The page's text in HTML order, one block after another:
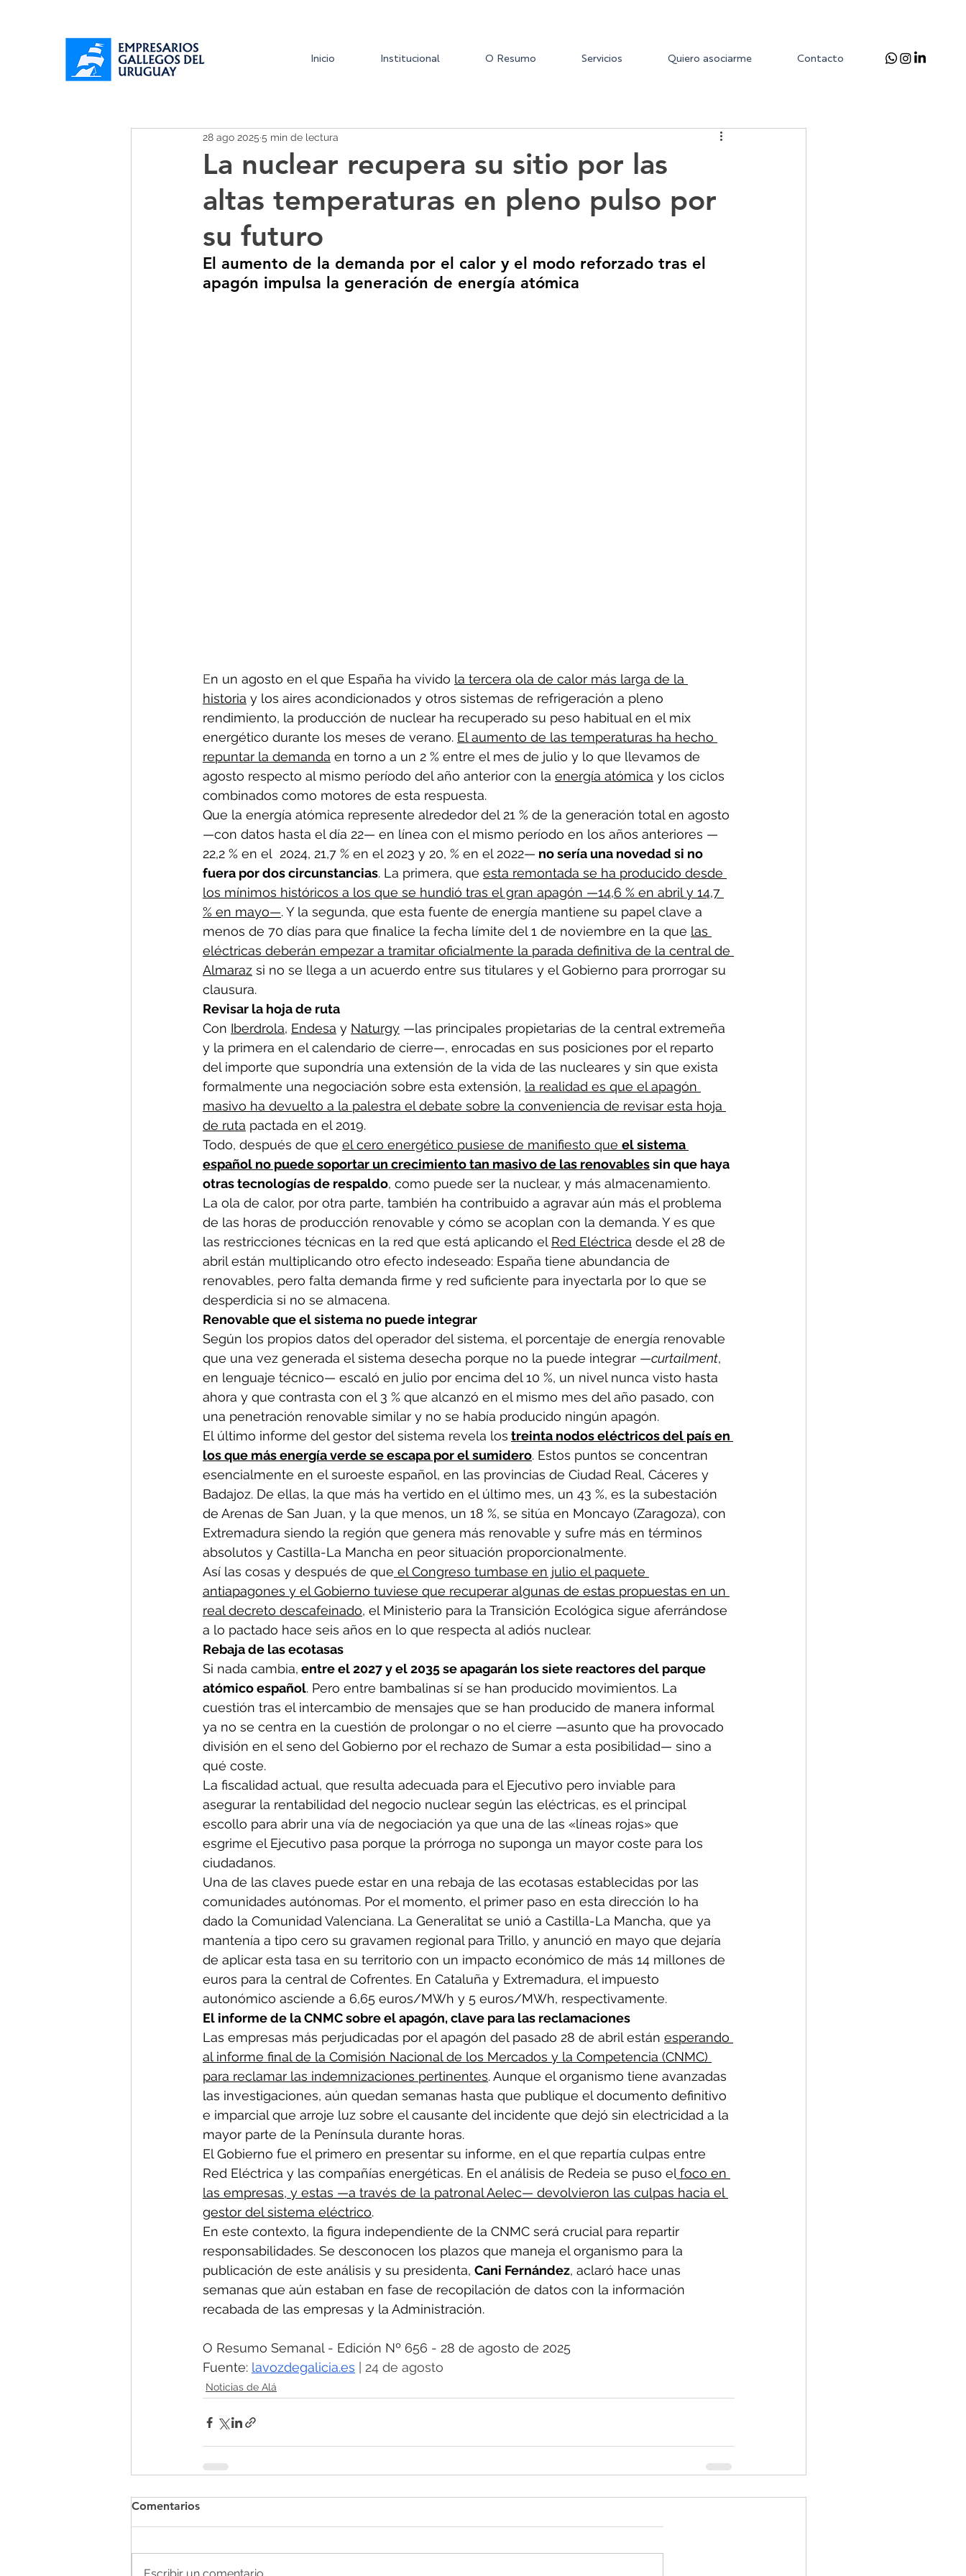
Inicio Institucional O Resumo Servicios Quiero asociarme Contacto
La nuclear recupera su sitio por las
altas temperaturas en pleno pulso por
su futuro
28 ago 2025 5 min de lectura
El aumento de la demanda por el calor y el modo reforzado tras el
apagón impulsa la generación de energía atómica
En un agosto en el que España ha vivido la tercera ola de calor más larga de la
historia y los aires acondicionados y otros sistemas de refrigeración a pleno
rendimiento, la producción de nuclear ha recuperado su peso habitual en el mix
energético durante los meses de verano. El aumento de las temperaturas ha hecho
repuntar la demanda en torno a un 2 % entre el mes de julio y lo que llevamos de
agosto respecto al mismo período del año anterior con la energía atómica y los ciclos
combinados como motores de esta respuesta.
Que la energía atómica represente alrededor del 21 % de la generación total en agosto
—con datos hasta el día 22— en línea con el mismo período en los años anteriores —
22,2 % en el  2024, 21,7 % en el 2023 y 20, % en el 2022— no sería una novedad si no
fuera por dos circunstancias. La primera, que esta remontada se ha producido desde
los mínimos históricos a los que se hundió tras el gran apagón —14,6 % en abril y 14,7
% en mayo—. Y la segunda, que esta fuente de energía mantiene su papel clave a
menos de 70 días para que finalice la fecha límite del 1 de noviembre en la que las
eléctricas deberán empezar a tramitar oficialmente la parada definitiva de la central de
Almaraz si no se llega a un acuerdo entre sus titulares y el Gobierno para prorrogar su
clausura.
Revisar la hoja de ruta
Con Iberdrola, Endesa y Naturgy —las principales propietarias de la central extremeña
y la primera en el calendario de cierre—, enrocadas en sus posiciones por el reparto
del importe que supondría una extensión de la vida de las nucleares y sin que exista
formalmente una negociación sobre esta extensión, la realidad es que el apagón
masivo ha devuelto a la palestra el debate sobre la conveniencia de revisar esta hoja
de ruta pactada en el 2019.
Todo, después de que el cero energético pusiese de manifiesto que el sistema
español no puede soportar un crecimiento tan masivo de las renovables sin que haya
otras tecnologías de respaldo, como puede ser la nuclear, y más almacenamiento.
La ola de calor, por otra parte, también ha contribuido a agravar aún más el problema
de las horas de producción renovable y cómo se acoplan con la demanda. Y es que
las restricciones técnicas en la red que está aplicando el Red Eléctrica desde el 28 de
abril están multiplicando otro efecto indeseado: España tiene abundancia de
renovables, pero falta demanda firme y red suficiente para inyectarla por lo que se
desperdicia si no se almacena.
Renovable que el sistema no puede integrar
Según los propios datos del operador del sistema, el porcentaje de energía renovable
que una vez generada el sistema desecha porque no la puede integrar —curtailment,
en lenguaje técnico— escaló en julio por encima del 10 %, un nivel nunca visto hasta
ahora y que contrasta con el 3 % que alcanzó en el mismo mes del año pasado, con
una penetración renovable similar y no se había producido ningún apagón.
El último informe del gestor del sistema revela los treinta nodos eléctricos del país en
los que más energía verde se escapa por el sumidero. Estos puntos se concentran
esencialmente en el suroeste español, en las provincias de Ciudad Real, Cáceres y
Badajoz. De ellas, la que más ha vertido en el último mes, un 43 %, es la subestación
de Arenas de San Juan, y la que menos, un 18 %, se sitúa en Moncayo (Zaragoza), con
Extremadura siendo la región que genera más renovable y sufre más en términos
absolutos y Castilla-La Mancha en peor situación proporcionalmente.
Así las cosas y después de que el Congreso tumbase en julio el paquete
antiapagones y el Gobierno tuviese que recuperar algunas de estas propuestas en un
real decreto descafeinado, el Ministerio para la Transición Ecológica sigue aferrándose
a lo pactado hace seis años en lo que respecta al adiós nuclear.
Rebaja de las ecotasas
Si nada cambia, entre el 2027 y el 2035 se apagarán los siete reactores del parque
atómico español. Pero entre bambalinas sí se han producido movimientos. La
cuestión tras el intercambio de mensajes que se han producido de manera informal
ya no se centra en la cuestión de prolongar o no el cierre —asunto que ha provocado
división en el seno del Gobierno por el rechazo de Sumar a esta posibilidad— sino a
qué coste.
La fiscalidad actual, que resulta adecuada para el Ejecutivo pero inviable para
asegurar la rentabilidad del negocio nuclear según las eléctricas, es el principal
escollo para abrir una vía de negociación ya que una de las «líneas rojas» que
esgrime el Ejecutivo pasa porque la prórroga no suponga un mayor coste para los
ciudadanos.
Una de las claves puede estar en una rebaja de las ecotasas establecidas por las
comunidades autónomas. Por el momento, el primer paso en esta dirección lo ha
dado la Comunidad Valenciana. La Generalitat se unió a Castilla-La Mancha, que ya
mantenía a tipo cero su gravamen regional para Trillo, y anunció en mayo que dejaría
de aplicar esta tasa en su territorio con un impacto económico de más 14 millones de
euros para la central de Cofrentes. En Cataluña y Extremadura, el impuesto
autonómico asciende a 6,65 euros/MWh y 5 euros/MWh, respectivamente.
El informe de la CNMC sobre el apagón, clave para las reclamaciones
Las empresas más perjudicadas por el apagón del pasado 28 de abril están esperando
al informe final de la Comisión Nacional de los Mercados y la Competencia (CNMC)
para reclamar las indemnizaciones pertinentes. Aunque el organismo tiene avanzadas
las investigaciones, aún quedan semanas hasta que publique el documento definitivo
e imparcial que arroje luz sobre el causante del incidente que dejó sin electricidad a la
mayor parte de la Península durante horas.
El Gobierno fue el primero en presentar su informe, en el que repartía culpas entre
Red Eléctrica y las compañías energéticas. En el análisis de Redeia se puso el foco en
las empresas, y estas —a través de la patronal Aelec— devolvieron las culpas hacia el
gestor del sistema eléctrico.
En este contexto, la figura independiente de la CNMC será crucial para repartir
responsabilidades. Se desconocen los plazos que maneja el organismo para la
publicación de este análisis y su presidenta, Cani Fernández, aclaró hace unas
semanas que aún estaban en fase de recopilación de datos con la información
recabada de las empresas y la Administración.
O Resumo Semanal - Edición Nº 656 - 28 de agosto de 2025
Fuente: lavozdegalicia.es | 24 de agosto
Noticias de Alá
Comentarios